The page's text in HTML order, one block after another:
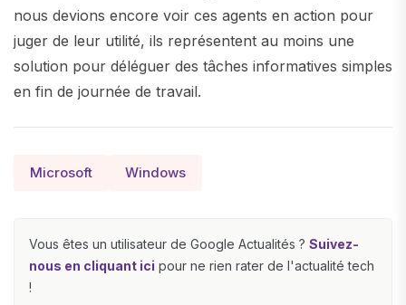
nous devions encore voir ces agents en action pour
juger de leur utilité, ils représentent au moins une
solution pour déléguer des tâches informatives simples
en fin de journée de travail.
Microsoft Windows
Vous êtes un utilisateur de Google Actualités ? Suivez-
nous en cliquant ici pour ne rien rater de l'actualité tech
!